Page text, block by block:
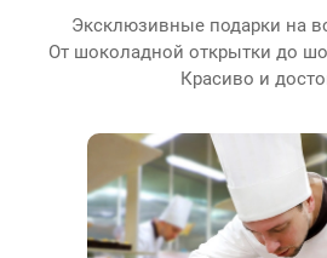
Эксклюзивные подарки на
От шоколадной открытки до
Красиво и